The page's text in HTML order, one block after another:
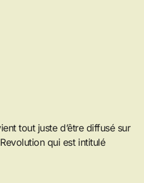
tout juste d’être diffusé sur
qui est intitulé